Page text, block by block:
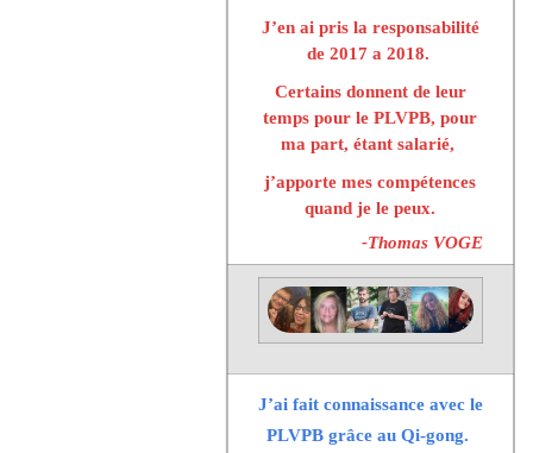
J’en ai pris la responsabilité
de 2017 a 2018.
Certains donnent de leur
temps pour le PLVPB, pour
ma part, étant salarié,
j’apporte mes compétences
quand je le peux.
-Thomas VOGE
J’ai fait connaissance avec le
PLVPB grâce au Qi-gong.